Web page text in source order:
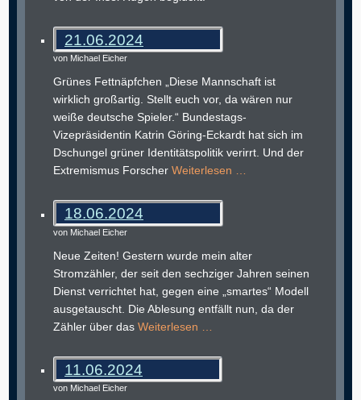
21.06.2024
von Michael Eicher
Grünes Fettnäpfchen „Diese Mannschaft ist
wirklich großartig. Stellt euch vor, da wären nur
weiße deutsche Spieler.“ Bundestags-
Vizepräsidentin Katrin Göring-Eckardt hat sich im
Dschungel grüner Identitätspolitik verirrt. Und der
Extremismus ForscherWeiterlesen …
18.06.2024
von Michael Eicher
Neue Zeiten! Gestern wurde mein alter
Stromzähler, der seit den sechziger Jahren seinen
Dienst verrichtet hat, gegen eine „smartes“ Modell
ausgetauscht. Die Ablesung entfällt nun, da der
Zähler über dasWeiterlesen …
11.06.2024
von Michael Eicher